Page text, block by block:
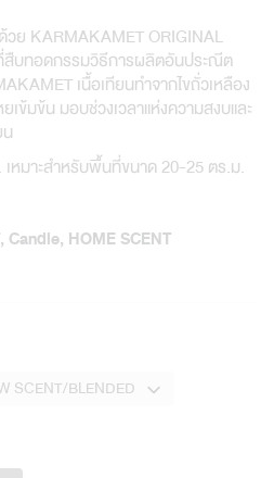
ย KARMAKAMET ORIGINAL
สืบทอดกรรมวิธีการผลิตอันประณีต
เนื้อเทียนทำจากไขถั่วเหลือง
ข้มข้น มอบช่วงเวลาแห่งความสงบและ
เหมาะสำหรับพื้นที่ขนาด 20-25 ตร.ม.
, Candle, HOME SCENT
SCENT/BLENDED